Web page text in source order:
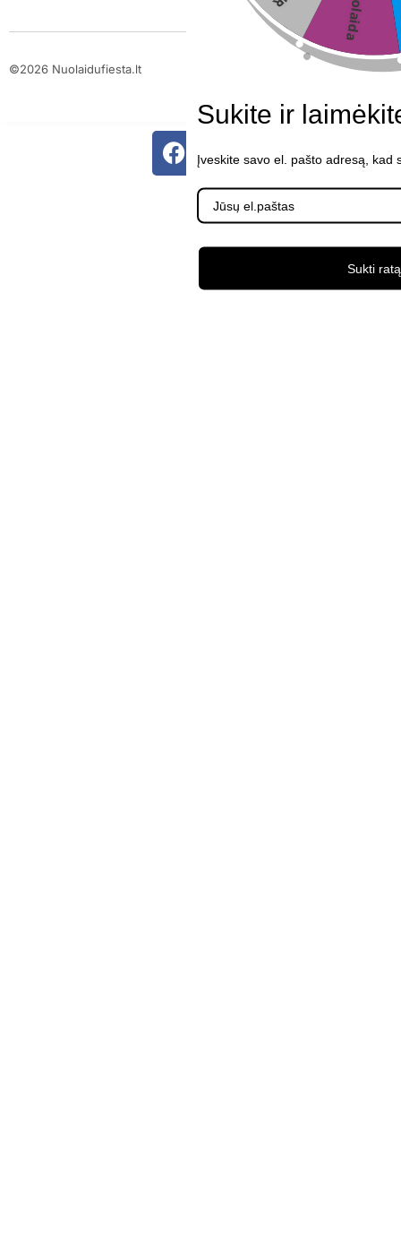
©2026 Nuolaidufiesta.lt
Sukite ir
Įveskite savo el. pašto adresą, kad
Sukti ratą